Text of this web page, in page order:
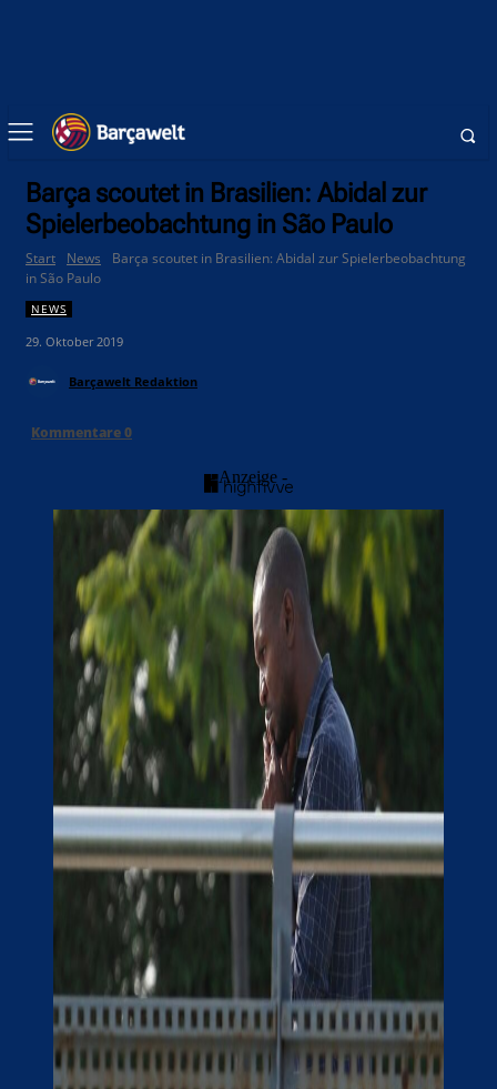
Barça scoutet in Brasilien: Abidal zur
Spielerbeobachtung in São Paulo
Start News
Barça scoutet in Brasilien: Abidal zur Spielerbeobachtung
in São Paulo
NEWS
29. Oktober 2019
Barçawelt Redaktion
Kommentare0
- Anzeige -